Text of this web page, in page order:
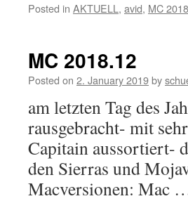
Posted in AKTUELL , avid, MC 2018
MC 2018.12
Posted on 2. January 2019by
am letzten Tag des
rausgebracht- mit
Capitain aussortiert-
den Sierras und
Macversionen: Mac